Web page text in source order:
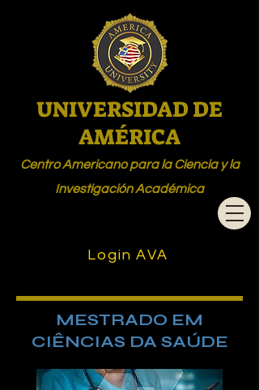
UNIVERSIDAD DE
AMÉRICA
Centro Americano para la Ciencia y la
Investigación Académica
Login AVA
MESTRADO EM
CIÊNCIAS DA SAÚDE